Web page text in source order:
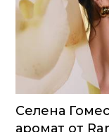
Селена
аромат от